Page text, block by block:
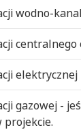
wodno-
centralnego
elektrycznej
gazowej -
projekcie.